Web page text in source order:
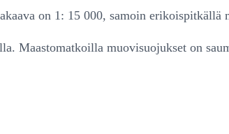
on 1: 15 000, samoin
Maastomatkoilla muovisuojukset on